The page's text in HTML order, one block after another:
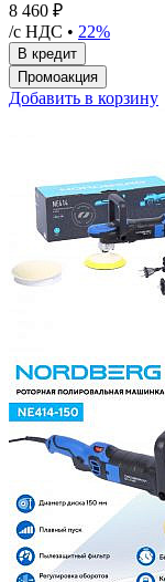
8 460 ₽
/с НДС • 22%
Добавить в корзину